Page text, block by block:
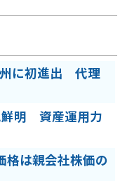
州に初進出 代理
鮮明 資産運用力
格は親会社株価の